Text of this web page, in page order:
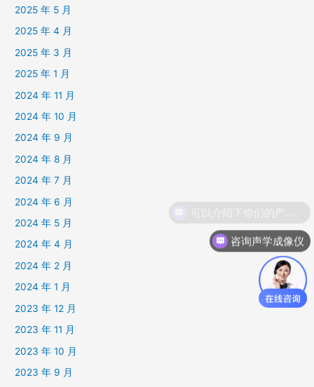
2025 年 5 月
2025 年 4 月
2025 年 3 月
2025 年 1 月
2024 年 11 月
2024 年 10 月
2024 年 9 月
2024 年 8 月
2024 年 7 月
2024 年 6 月
2024 年 5 月
2024 年 4 月
2024 年 2 月
2024 年 1 月
2023 年 12 月
2023 年 11 月
2023 年 10 月
2023 年 9 月
咨询声学成像仪